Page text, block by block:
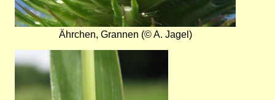
Ährchen, Grannen (© A. Jagel)